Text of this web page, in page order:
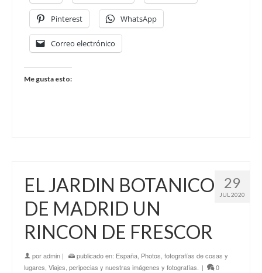
Pinterest WhatsApp
Correo electrónico
Me gusta esto:
29
JUL 2020
EL JARDIN BOTANICO
DE MADRID UN
RINCON DE FRESCOR
poradmin | publicado en: España Photos, fotografías de cosas y
lugares Viajes, peripecias y nuestras imágenes y fotografías. | 0